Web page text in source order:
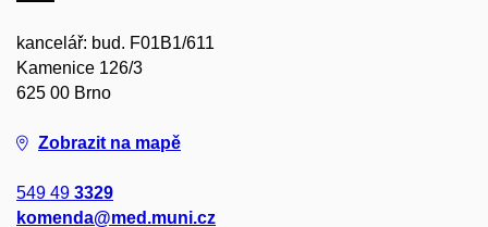
kancelář: bud. F01B1/611
Kamenice 126/3
625 00 Brno
Zobrazit na mapě
549 49 3329
komenda@med.muni.cz